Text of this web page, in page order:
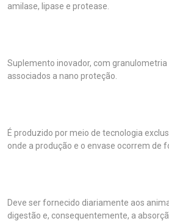
amilase, lipase e protease.
Suplemento inovador, com
associados a nano proteção.
É produzido por meio de tecnologia
onde a produção e o envase ocorrem de
Deve ser fornecido diariamente aos
digestão e, consequentemente, a